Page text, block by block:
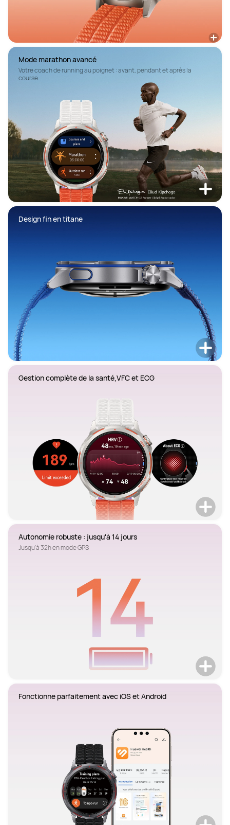
Mode marathon avancé
Votre coach de running au poignet : avant, pendant et après la
course.
Design fin en titane
Gestion complète de la santé,VFC et ECG
Autonomie robuste : jusqu'à 14 jours
Jusqu'à 32h en mode GPS
Fonctionne parfaitement avec iOS et Android